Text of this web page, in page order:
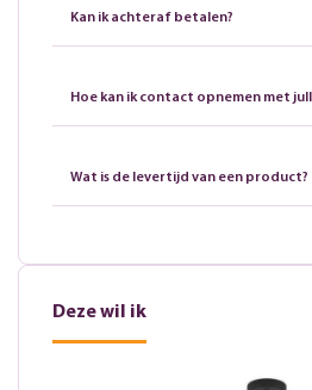
Kan ik achteraf betalen?
Hoe kan ik contact opnemen met
Wat is de levertijd van een product?
Deze wil ik